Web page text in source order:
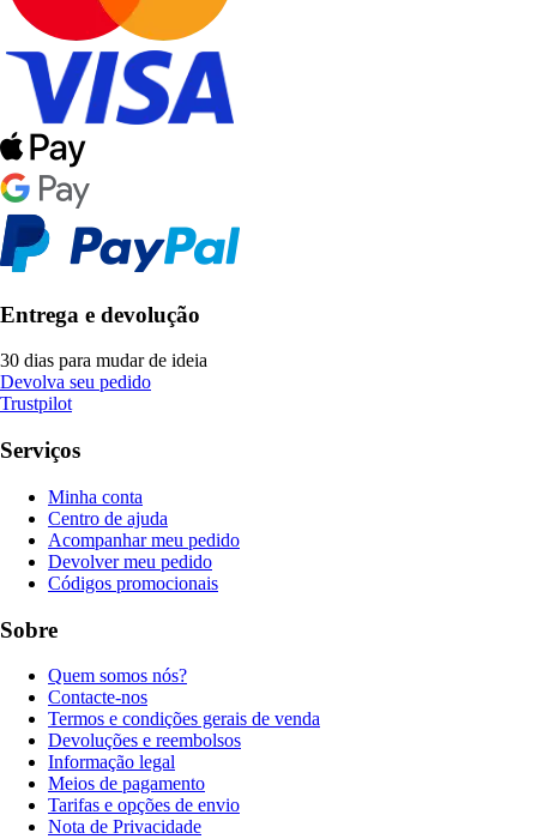
Entrega e devolução
30 dias para mudar de ideia
Devolva seu pedido
Trustpilot
Serviços
Minha conta
Centro de ajuda
Acompanhar meu pedido
Devolver meu pedido
Códigos promocionais
Sobre
Quem somos nós?
Contacte-nos
Termos e condições gerais de venda
Devoluções e reembolsos
Informação legal
Meios de pagamento
Tarifas e opções de envio
Nota de Privacidade